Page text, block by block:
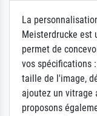
La
Meisterdrucke est
permet de
vos spécifications
taille de l'image,
ajoutez un vitrage
proposons